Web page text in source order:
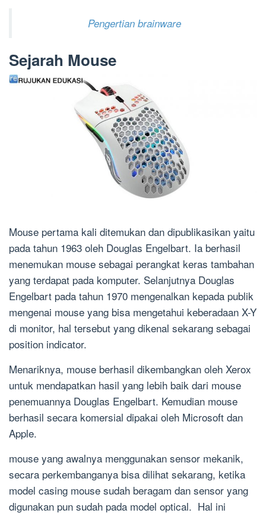
Pengertian brainware
Sejarah Mouse
Mouse pertama kali ditemukan dan dipublikasikan yaitu
pada tahun 1963 oleh Douglas Engelbart. Ia berhasil
menemukan mouse sebagai perangkat keras tambahan
yang terdapat pada komputer. Selanjutnya Douglas
Engelbart pada tahun 1970 mengenalkan kepada publik
mengenai mouse yang bisa mengetahui keberadaan X-Y
di monitor, hal tersebut yang dikenal sekarang sebagai
position indicator.
Menariknya, mouse berhasil dikembangkan oleh Xerox
untuk mendapatkan hasil yang lebih baik dari mouse
penemuannya Douglas Engelbart. Kemudian mouse
berhasil secara komersial dipakai oleh Microsoft dan
Apple.
mouse yang awalnya menggunakan sensor mekanik,
secara perkembanganya bisa dilihat sekarang, ketika
model casing mouse sudah beragam dan sensor yang
digunakan pun sudah pada model optical. Hal ini